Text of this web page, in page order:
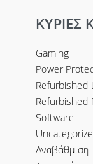
ΚΥΡΙΕΣ
Gaming
Power
Refurbished
Refurbished
Software
Αναβάθμιση